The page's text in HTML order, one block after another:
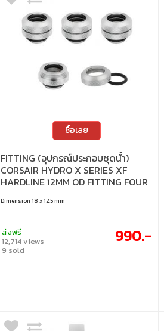
ซื้อเลย
FITTING (อุปกรณ์ประกอบชุดน้ำ)
CORSAIR HYDRO X SERIES XF
HARDLINE 12MM OD FITTING FOUR
WW)
Dimension 18 x 12.5 mm
ส่งฟรี
12,714 views
9 sold
990.-